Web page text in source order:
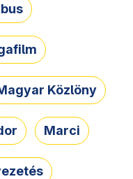
Közlöny
Marci